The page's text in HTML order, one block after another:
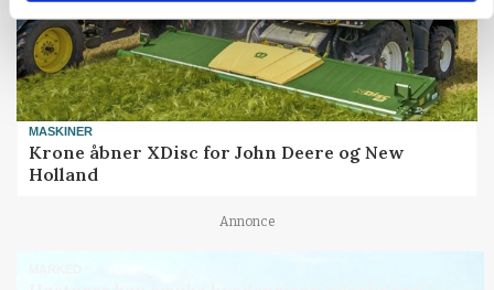
MASKINER
Krone åbner XDisc for John Deere og New
Holland
Annonce